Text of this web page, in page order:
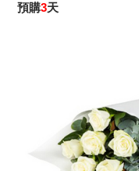
預購3天